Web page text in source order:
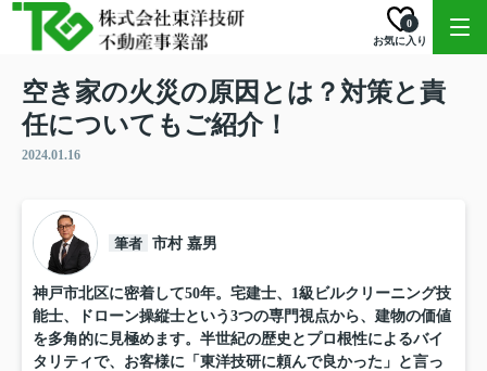
お気に入り
0
空き家の火災の原因とは？対策と責
任についてもご紹介！
2024.01.16
筆者 市村 嘉男
神戸市北区に密着して50年。宅建士、1級ビルクリーニング技
能士、ドローン操縦士という3つの専門視点から、建物の価値
を多角的に見極めます。半世紀の歴史とプロ根性によるバイ
タリティで、お客様に「東洋技研に頼んで良かった」と言っ